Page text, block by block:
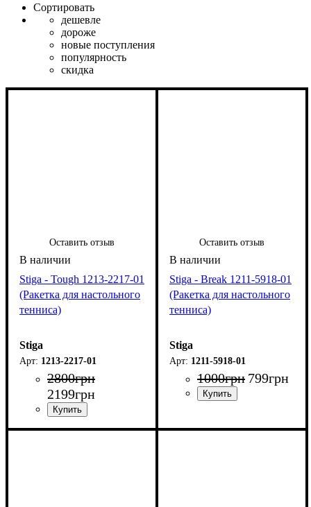
Сортировать
дешевле
дороже
новые поступления
популярность
скидка
Оставить отзыв
Stiga - Tough 1213-2217-01
(Ракетка для настольного
тенниса)
Stiga
1213-2217-01
2800грн
2199грн
Оставить отзыв
Stiga - Break 1211-5918-01
(Ракетка для настольного
тенниса)
Stiga
1211-5918-01
1000грн 799грн